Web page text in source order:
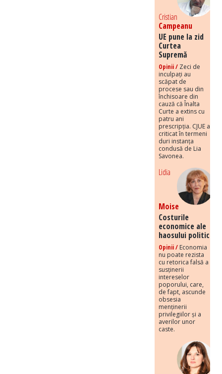
Cristian
Campeanu
UE pune la zid
Curtea
Supremă
Opinii / Zeci de
inculpați au
scăpat de
procese sau din
închisoare din
cauză că Înalta
Curte a extins cu
patru ani
prescripția. CJUE a
criticat în termeni
duri instanța
condusă de Lia
Savonea.
Lidia
Moise
Costurile
economice ale
haosului politic
Opinii / Economia
nu poate rezista
cu retorica falsă a
susținerii
intereselor
poporului, care,
de fapt, ascunde
obsesia
menținerii
privilegiilor și a
averilor unor
caste.